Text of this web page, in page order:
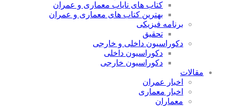
کتاب های نایاب معماری و عمران
بهترین کتاب های معماری و عمران
برنامه فیزیکی
تحقیق
دکوراسیون داخلی و خارجی
دکوراسیون داخلی
دکوراسیون خارجی
مقالات
اخبار عمران
اخبار معماری
معماران